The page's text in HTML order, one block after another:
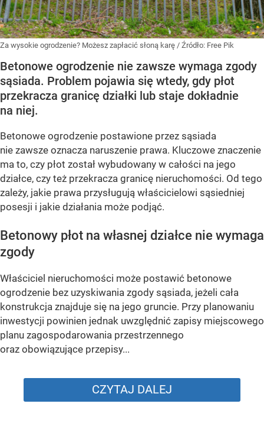
Za wysokie ogrodzenie? Możesz zapłacić słoną karę / Źródło: Free Pik
Betonowe ogrodzenie nie zawsze wymaga zgody
sąsiada. Problem pojawia się wtedy, gdy płot
przekracza granicę działki lub staje dokładnie
na niej.
Betonowe ogrodzenie postawione przez sąsiada
nie zawsze oznacza naruszenie prawa. Kluczowe znaczenie
ma to, czy płot został wybudowany w całości na jego
działce, czy też przekracza granicę nieruchomości. Od tego
zależy, jakie prawa przysługują właścicielowi sąsiedniej
posesji i jakie działania może podjąć.
Betonowy płot na własnej działce nie wymaga
zgody
Właściciel nieruchomości może postawić betonowe
ogrodzenie bez uzyskiwania zgody sąsiada, jeżeli cała
konstrukcja znajduje się na jego gruncie. Przy planowaniu
inwestycji powinien jednak uwzględnić zapisy miejscowego
planu zagospodarowania przestrzennego
oraz obowiązujące przepisy...
CZYTAJ DALEJ